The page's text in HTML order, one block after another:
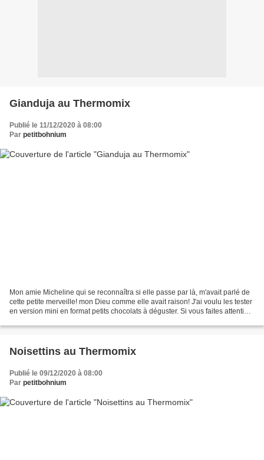
Gianduja au Thermomix
Publié le 11/12/2020 à 08:00
Par petitbohnium
Mon amie Micheline qui se reconnaîtra si elle passe par là, m'avait parlé de
cette petite merveille! mon Dieu comme elle avait raison! J'ai voulu les tester
en version mini en format petits chocolats à déguster. Si vous faites attention
Noisettins au Thermomix
Publié le 09/12/2020 à 08:00
Par petitbohnium